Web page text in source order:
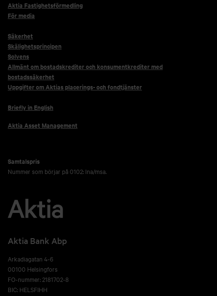
Aktia Fastighetsförmedling
För media
Säkerhet
Skälighetsprincipen
Solvens
Allmänt om bostadskrediter och konsumentkrediter med
bostadssäkerhet
Uppgifter om Aktias placerings- och fondtjänster
Briefly in English
Aktia Asset Management
Samtalspris
Nummer som börjar på 0102: lna/msa.
Aktia Bank Abp
Arkadiagatan 4-6
00100 Helsingfors
FO-nummer: 2181702-8
BIC: HELSFIHH